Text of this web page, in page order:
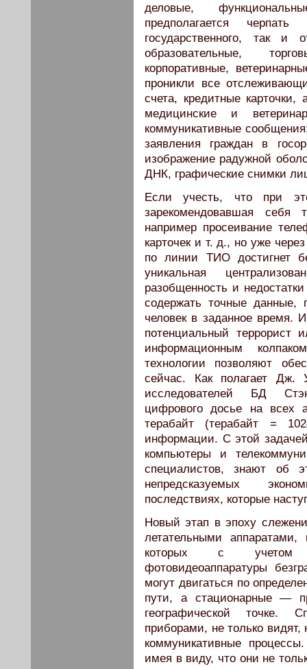
деловые,
предполагается
государственного, так и
образовательные,
корпоративные,
проникли все
счета, кредитные карточки,
медицинские и
коммуникативные
заявления граждан в
изображение радужной
ДНК, графические снимки
Если учесть, что при
зарекомендовавшая себя
например просеивание
карточек и т. д., но уже
по линии ТИО достигнет
уникальная
разобщенность и
содержать точные данные,
человек в заданное время.
потенциальный террорист
информационным
технологии позволяют
сейчас. Как полагает Дж.
исследователей БД
цифрового досье на всех
терабайт (терабайт =
информации. С этой
компьютеры и
специалистов, знают
непредсказуемых
последствиях, которые
Новый этап в эпоху
летательными аппаратами,
которых с учетом
фотовидеоаппаратуры
могут двигаться по
пути, а стационарные —
географической точке.
приборами, не только
коммуникативные
имея в виду, что они не